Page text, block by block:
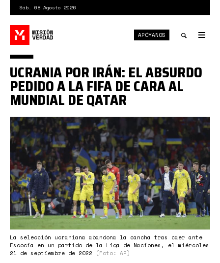
contenido
principal
Sáb. 08 Agosto 2026
search
APÓYANOS
descarga
(2).jpeg
La selección ucraniana abandona la cancha tras caer ante
Escocia en un partido de la Liga de Naciones, el miércoles
21 de septiembre de 2022
(Foto: AP)
UCRANIA POR IRÁN: EL ABSURDO
PEDIDO A LA FIFA DE CARA AL
MUNDIAL DE QATAR